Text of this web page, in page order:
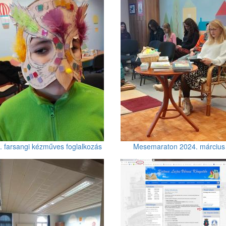
farsangi kézműves foglalkozás Mesemaraton 2024.